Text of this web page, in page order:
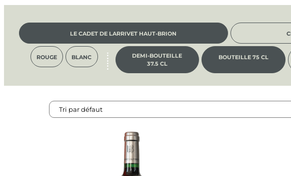
LE CADET DE LARRIVET HAUT-BRION
ROUGE BLANC
DEMI-BOUTEILLE
37.5 CL
BOUTEILLE 75 CL